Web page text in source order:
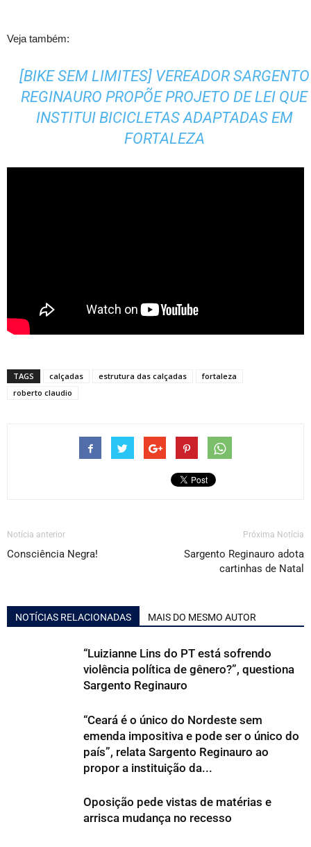
Veja também:
[BIKE SEM LIMITES] VEREADOR SARGENTO
REGINAURO PROPÕE PROJETO DE LEI QUE
INSTITUI BICICLETAS ADAPTADAS EM
FORTALEZA
TAGS calçadas estrutura das calçadas
fortaleza
roberto claudio
Notícia anterior
Consciência Negra!
Próxima Notícia
Sargento Reginauro adota
cartinhas de Natal
NOTÍCIAS RELACIONADAS MAIS DO MESMO AUTOR
“Luizianne Lins do PT está sofrendo
violência política de gênero?”, questiona
Sargento Reginauro
“Ceará é o único do Nordeste sem
emenda impositiva e pode ser o único do
país”, relata Sargento Reginauro ao
propor a instituição da...
Oposição pede vistas de matérias e
arrisca mudança no recesso